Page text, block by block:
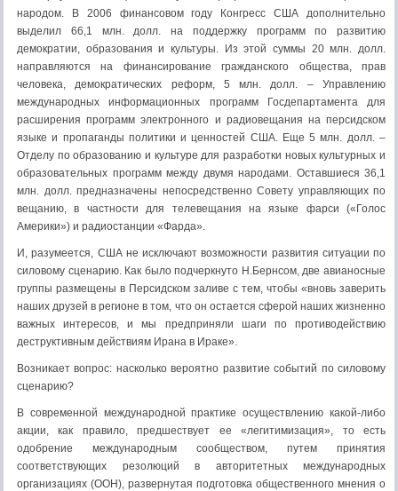
народом. В 2006 финансовом году Конгресс США дополнительно
выделил 66,1 млн. долл. на поддержку программ по развитию
демократии, образования и культуры. Из этой суммы 20 млн. долл.
направляются на финансирование гражданского общества, прав
человека, демократических реформ, 5 млн. долл. – Управлению
международных информационных программ Госдепартамента для
расширения программ электронного и радиовещания на персидском
языке и пропаганды политики и ценностей США. Еще 5 млн. долл. –
Отделу по образованию и культуре для разработки новых культурных и
образовательных программ между двумя народами. Оставшиеся 36,1
млн. долл. предназначены непосредственно Совету управляющих по
вещанию, в частности для телевещания на языке фарси («Голос
Америки») и радиостанции «Фарда».
И, разумеется, США не исключают возможности развития ситуации по
силовому сценарию. Как было подчеркнуто Н.Бернсом, две авианосные
группы размещены в Персидском заливе с тем, чтобы «вновь заверить
наших друзей в регионе в том, что он остается сферой наших жизненно
важных интересов, и мы предприняли шаги по противодействию
деструктивным действиям Ирана в Ираке».
Возникает вопрос: насколько вероятно развитие событий по силовому
сценарию?
В современной международной практике осуществлению какой-либо
акции, как правило, предшествует ее «легитимизация», то есть
одобрение международным сообществом, путем принятия
соответствующих резолюций в авторитетных международных
организациях (ООН), развернутая подготовка общественного мнения о